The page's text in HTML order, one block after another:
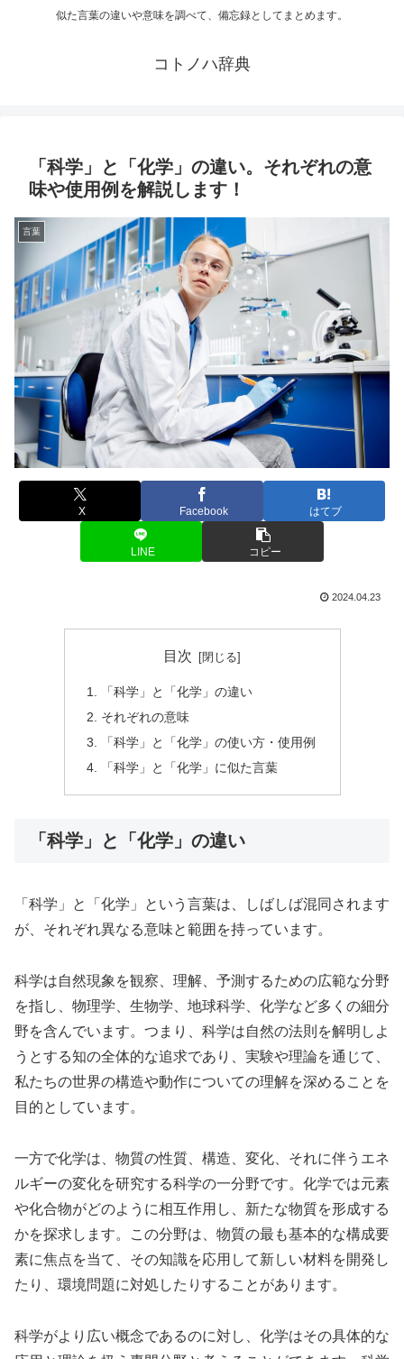
似た言葉の違いや意味を調べて、備忘録としてまとめます。
コトノハ辞典
「科学」と「化学」の違い。それぞれの意
味や使用例を解説します！
言葉
X Facebook はてブ
LINE コピー
2024.04.23
目次
「科学」と「化学」の違い
それぞれの意味
「科学」と「化学」の使い方・使用例
「科学」と「化学」に似た言葉
「科学」と「化学」の違い
「科学」と「化学」という言葉は、しばしば混同されます
が、それぞれ異なる意味と範囲を持っています。
科学は自然現象を観察、理解、予測するための広範な分野
を指し、物理学、生物学、地球科学、化学など多くの細分
野を含んでいます。つまり、科学は自然の法則を解明しよ
うとする知の全体的な追求であり、実験や理論を通じて、
私たちの世界の構造や動作についての理解を深めることを
目的としています。
一方で化学は、物質の性質、構造、変化、それに伴うエネ
ルギーの変化を研究する科学の一分野です。化学では元素
や化合物がどのように相互作用し、新たな物質を形成する
かを探求します。この分野は、物質の最も基本的な構成要
素に焦点を当て、その知識を応用して新しい材料を開発し
たり、環境問題に対処したりすることがあります。
科学がより広い概念であるのに対し、化学はその具体的な